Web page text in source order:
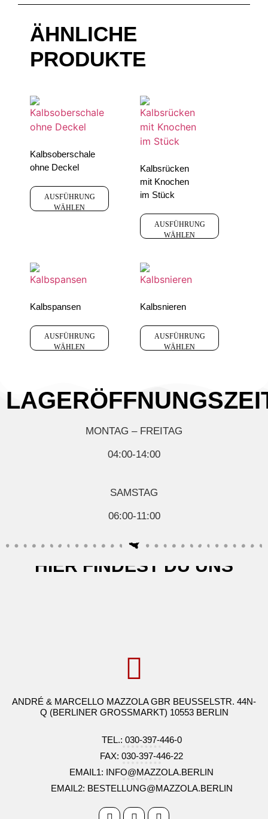
ÄHNLICHE
PRODUKTE
Kalbsoberschale
ohne Deckel
AUSFÜHRUNG
WÄHLEN
Kalbsrücken
mit Knochen
im Stück
AUSFÜHRUNG
WÄHLEN
Kalbspansen
AUSFÜHRUNG
WÄHLEN
Kalbsnieren
AUSFÜHRUNG
WÄHLEN
MONTAG – FREITAG
04:00-14:00
SAMSTAG
06:00-11:00
HIER FINDEST DU UNS
ANDRÉ & MARCELLO MAZZOLA GBR BEUSSELSTR. 44N-
Q (BERLINER GROSSMARKT) 10553 BERLIN
TEL.: 030-397-446-0
FAX: 030-397-446-22
EMAIL1: INFO@MAZZOLA.BERLIN
EMAIL2: BESTELLUNG@MAZZOLA.BERLIN